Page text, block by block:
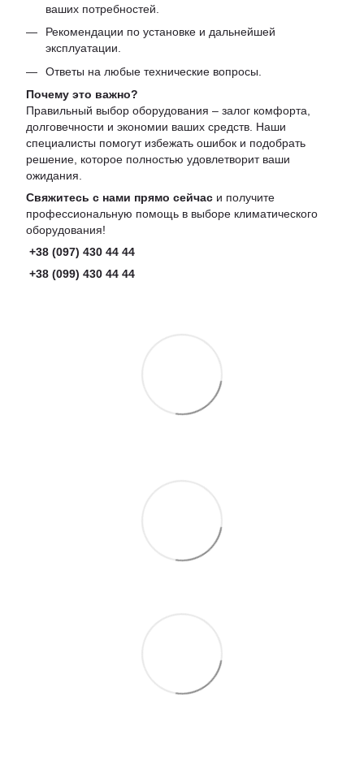
ваших потребностей.
Рекомендации по установке и дальнейшей
эксплуатации.
Ответы на любые технические вопросы.
Почему это важно?
Правильный выбор оборудования – залог комфорта,
долговечности и экономии ваших средств. Наши
специалисты помогут избежать ошибок и подобрать
решение, которое полностью удовлетворит ваши
ожидания.
Свяжитесь с нами прямо сейчас и получите
профессиональную помощь в выборе климатического
оборудования!
+38 (097) 430 44 44
+38 (099) 430 44 44